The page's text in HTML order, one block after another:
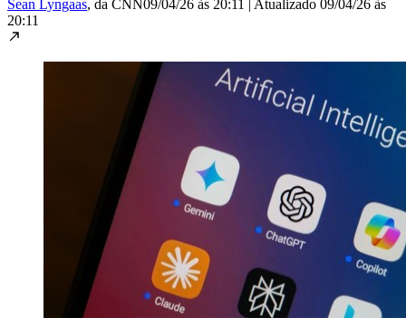
Sean Lyngaas, da CNN09/04/26 às 20:11 | Atualizado 09/04/26 às
20:11